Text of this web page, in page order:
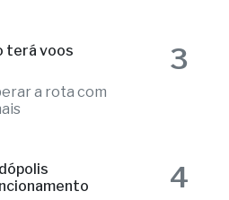
terá voos
a rota com
3
4